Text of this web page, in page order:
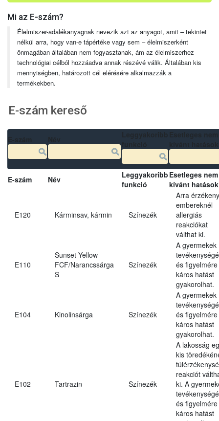
Mi az E-szám?
Élelmiszer-adalékanyagnak nevezik azt az anyagot, amit – tekintet
nélkül arra, hogy van-e tápértéke vagy sem – élelmiszerként
önmagában általában nem fogyasztanak, ám az élelmiszerhez
technológiai célból hozzáadva annak részévé válik. Általában kis
mennyiségben, határozott cél elérésére alkalmazzák a
termékekben.
E-szám kereső
E-szám Név
Leggyakoribb
funkció
Esetleges nem
kívánt hatások
E120 Kárminsav, kármin Színezék
Arra érzékeny
embereknél
allergiás
reakciókat
válthat ki.
E110
Sunset Yellow
FCF/Narancssárga
S
Színezék
A gyermekek
és figyelmére
káros hatást
gyakorolhat.
E104 Kinolinsárga Színezék
A gyermekek
és figyelmére
káros hatást
gyakorolhat.
E102 Tartrazin Színezék
A lakosság
kis
reakciót
ki. A
és figyelmére
káros hatást